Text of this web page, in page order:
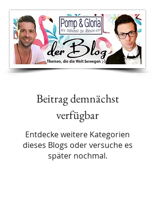
Beitrag demnächst
verfügbar
Entdecke weitere Kategorien
dieses Blogs oder versuche es
später nochmal.